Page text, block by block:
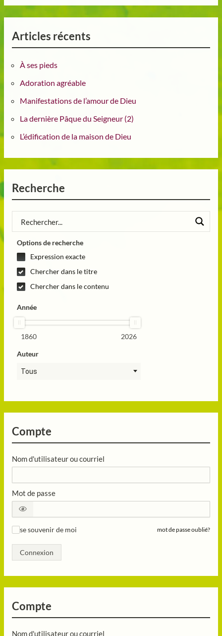
Articles récents
À ses pieds
Adoration agréable
Manifestations de l’amour de Dieu
La dernière Pâque du Seigneur (2)
L’édification de la maison de Dieu
Recherche
Options de recherche
Expression exacte
Chercher dans le titre
Chercher dans le contenu
Année
1860 2026
Auteur
Tous
Compte
Nom d'utilisateur ou courriel
Mot de passe
se souvenir de moi mot de passe oublié?
Connexion
Compte
Nom d'utilisateur ou courriel